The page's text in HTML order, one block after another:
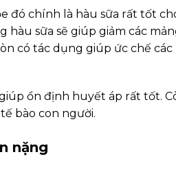
đó chính là hàu sữa rất tốt
hàu sữa sẽ giúp giảm các
có tác dụng giúp ức chế
ổn định huyết áp rất tốt.
bào con người.
nặng